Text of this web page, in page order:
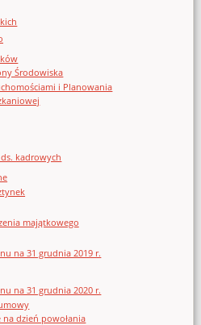
Środowiska
i Planowania
kadrowych
majątkowego
na 31 grudnia 2019 r.
na 31 grudnia 2020 r.
dzień powołania